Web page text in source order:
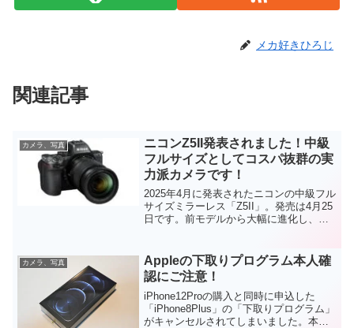
メカ好きひろじ
関連記事
カメラ、写真
ニコンZ5II発表されました！中級
フルサイズとしてコスパ抜群の実
力派カメラです！
2025年4月に発表されたニコンの中級フル
サイズミラーレス「Z5II」。発売は4月25
日です。前モデルから大幅に進化し、
のZ5IIの魅力を解説します。カメラ選び
に迷...
カメラ、写真
Appleの下取りプログラム本人確
認にご注意！
iPhone12Proの購入と同時に申込した
「iPhone8Plus」の「下取りプログラム」
がキャンセルされてしまいました。本人